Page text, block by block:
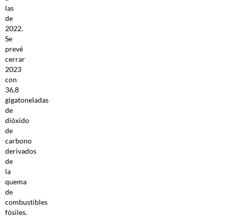
las
de
2022.
Se
prevé
cerrar
2023
con
36,8
gigatoneladas
de
dióxido
de
carbono
derivados
de
la
quema
de
combustibles
fósiles.